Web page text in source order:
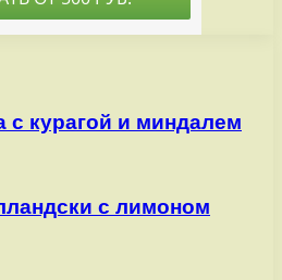
с курагой и миндалем
с лимоном